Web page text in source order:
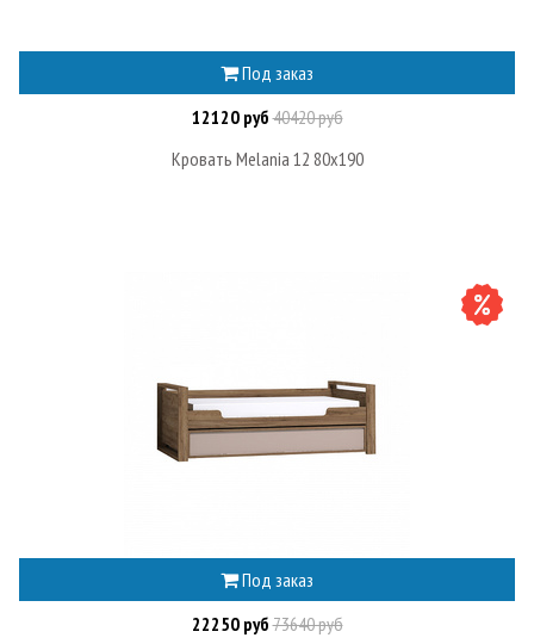
Под заказ
12120 руб40420 руб
Кровать Melania 12 80х190
Под заказ
22250 руб73640 руб